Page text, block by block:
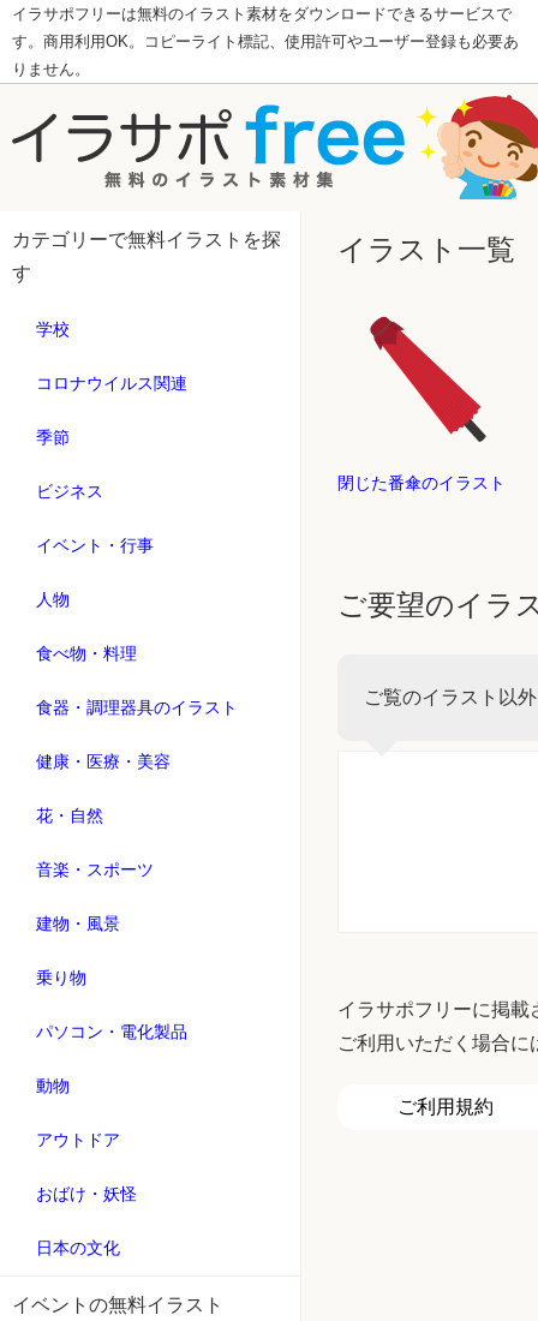
イラサポフリーは無料のイラスト素材をダウンロードできるサービスで
す。商用利用OK。コピーライト標記、使用許可やユーザー登録も必要あ
りません。
カテゴリーで無料イラストを探
す
学校
コロナウイルス関連
季節
ビジネス
イベント・行事
人物
食べ物・料理
食器・調理器具のイラスト
健康・医療・美容
花・自然
音楽・スポーツ
建物・風景
乗り物
パソコン・電化製品
動物
アウトドア
おばけ・妖怪
日本の文化
イベントの無料イラスト
イラスト一覧
閉じた番傘のイラスト
ご要望のイラ
ご覧のイラスト以
イラサポフリーに掲
ご利用いただく場合に
ご利用規約